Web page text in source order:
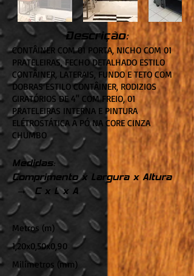
Descrição:
CONTÂINER COM 01 PORTA, NICHO COM 01
PRATELEIRAS, FECHO DETALHADO ESTILO
CONTÂINER, LATERAIS, FUNDO E TETO COM
DOBRAS ESTILO CONTÂINER, RODIZIOS
GIRATÓRIOS DE 4'' COM FREIO, 01
PRATELEIRAS INTERNA E PINTURA
ELÉTROSTÁTICA A PÓ NA CORE CINZA
CHUMBO
Medidas:
Comprimento x Largura x Altura
→ C x L x A
Metros (m)
1,20x0,50x0,90
Milímetros (mm)